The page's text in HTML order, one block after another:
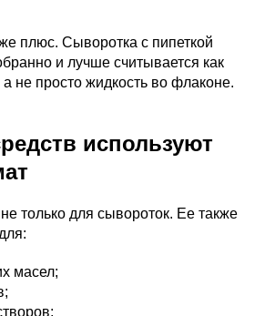
плюс. Сыворотка с пипеткой
и лучше считывается как
не просто жидкость во флаконе.
используют
только для сывороток. Ее также
масел;